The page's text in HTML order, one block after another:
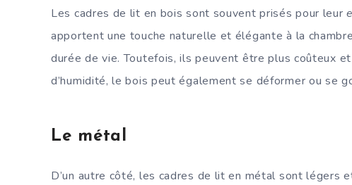
Les cadres de lit en bois sont souvent prisés pour leur
apportent une touche naturelle et élégante à la
durée de vie. Toutefois, ils peuvent être plus coûteux
d’humidité, le bois peut également se déformer ou se
Le métal
D’un autre côté, les cadres de lit en métal sont légers